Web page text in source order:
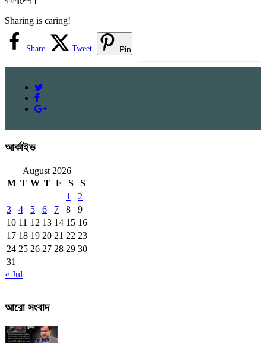
Sharing is caring!
Share Tweet Pin
আর্কাইভ
August 2026
M T W T F S
S
1
2
3
4 5 6 7 8
9
10 11 12 13 14 15 16
17 18 19 20 21 22 23
24 25 26 27 28 29 30
31
« Jul
আরো সংবাদ